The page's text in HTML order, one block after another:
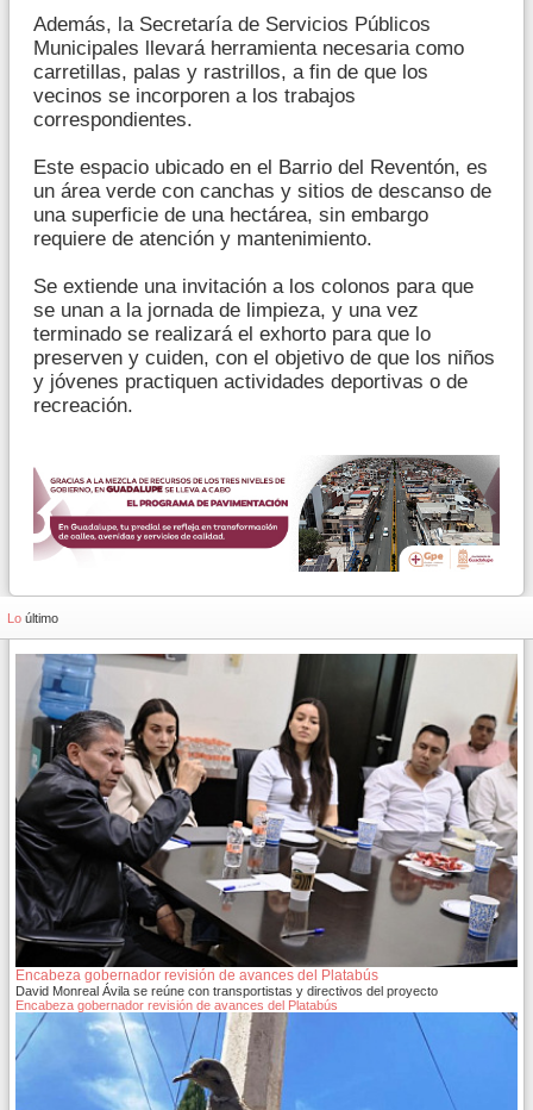
Además, la Secretaría de Servicios Públicos
Municipales llevará herramienta necesaria como
carretillas, palas y rastrillos, a fin de que los
vecinos se incorporen a los trabajos
correspondientes.
Este espacio ubicado en el Barrio del Reventón, es
un área verde con canchas y sitios de descanso de
una superficie de una hectárea, sin embargo
requiere de atención y mantenimiento.
Se extiende una invitación a los colonos para que
se unan a la jornada de limpieza, y una vez
terminado se realizará el exhorto para que lo
preserven y cuiden, con el objetivo de que los niños
y jóvenes practiquen actividades deportivas o de
recreación.
Lo último
Encabeza gobernador revisión de avances del Platabús
David Monreal Ávila se reúne con transportistas y directivos del proyecto
Encabeza gobernador revisión de avances del Platabús